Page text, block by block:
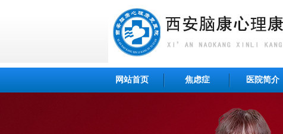
网站首页 焦虑症 医院简介